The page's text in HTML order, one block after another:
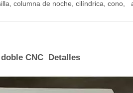
columna de noche, cilíndrica, cono,
CNC Detalles